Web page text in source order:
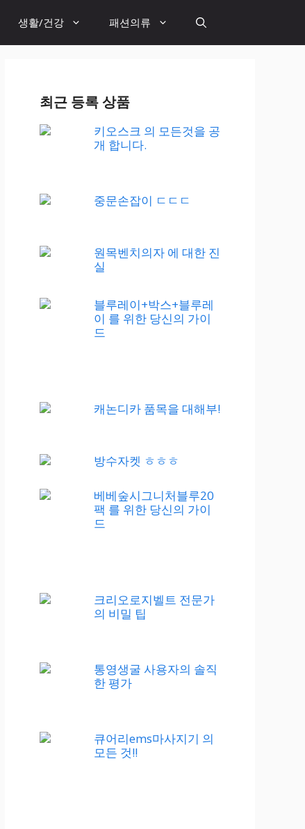
생활/건강 패션의류
최근 등록 상품
키오스크 의 모든것을 공
개 합니다.
중문손잡이 ㄷㄷㄷ
원목벤치의자 에 대한 진
실
블루레이+박스+블루레
이 를 위한 당신의 가이
드
캐논디카 품목을 대해부!
방수자켓 ㅎㅎㅎ
베베숲시그니처블루20
팩 를 위한 당신의 가이
드
크리오로지벨트 전문가
의 비밀 팁
통영생굴 사용자의 솔직
한 평가
큐어리ems마사지기 의
모든 것!!